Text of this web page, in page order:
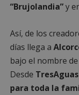
“Brujolandia”y
Así, de los
días llega a
bajo el nombre de
Desde TresAguas
para toda la